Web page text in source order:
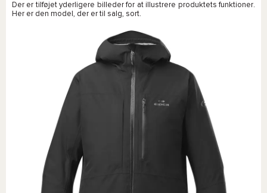
Der er tilføjet yderligere billeder for at illustrere produktets funktioner.
Her er den model, der er til salg, sort.